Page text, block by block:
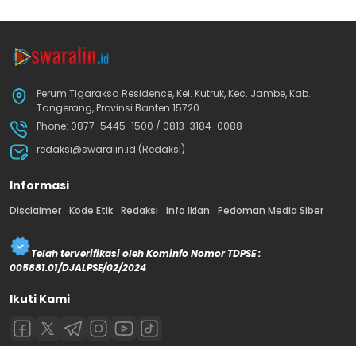
Perum Tigaraksa Residence, Kel. Kutruk, Kec. Jambe, Kab.
Tangerang, Provinsi Banten 15720
Phone: 0877-5445-1500 / 0813-3184-0088
redaksi@swaralin.id (Redaksi)
Informasi
Disclaimer Kode Etik Redaksi Info Iklan Pedoman Media Siber
Telah terverifikasi oleh Kominfo Nomor TDPSE :
005881.01/DJALPSE/02/2024
Ikuti Kami